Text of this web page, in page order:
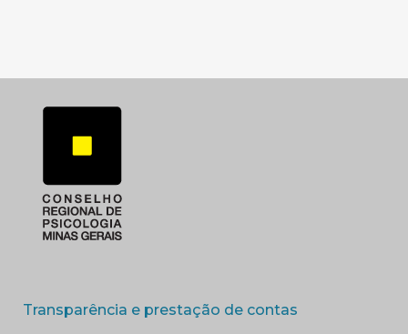
Transparência e prestação de contas